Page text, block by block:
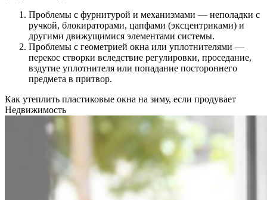
Проблемы с фурнитурой и механизмами — неполадки с
ручкой, блокираторами, цапфами (эксцентриками) и
другими движущимися элементами системы.
Проблемы с геометрией окна или уплотнителями —
перекос створки вследствие регулировки, проседание,
вздутие уплотнителя или попадание постороннего
предмета в притвор.
Как утеплить пластиковые окна на зиму, если продувает
Недвижимость